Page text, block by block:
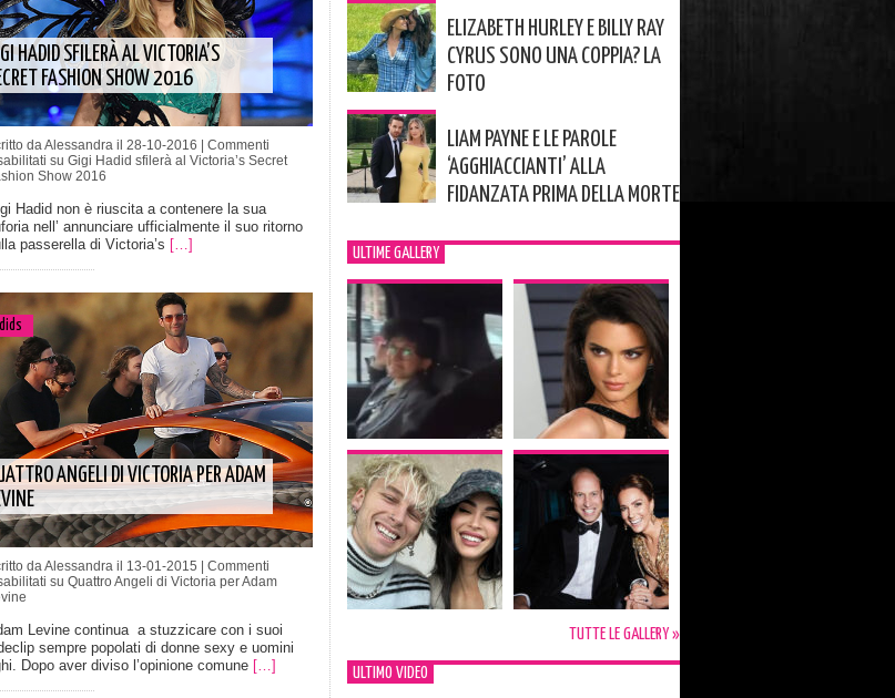
HADID SFILERÀ AL VICTORIA’S
FASHION SHOW 2016
da Alessandra il 28-10-2016 | Commenti
su Gigi Hadid sfilerà al Victoria’s Secret
Show 2016
Hadid non è riuscita a contenere la sua
nell’ annunciare ufficialmente il suo ritorno
passerella di Victoria’s […]
ANGELI DI VICTORIA PER ADAM
da Alessandra il 13-01-2015 | Commenti
su Quattro Angeli di Victoria per Adam
Levine continua a stuzzicare con i suoi
sempre popolati di donne sexy e uomini
Dopo aver diviso l’opinione comune […]
ELIZABETH HURLEY E BILLY RAY
CYRUS SONO UNA COPPIA? LA
FOTO
LIAM PAYNE E LE PAROLE
‘AGGHIACCIANTI’ ALLA
FIDANZATA PRIMA DELLA MORTE
ULTIME GALLERY
TUTTE LE GALLERY »
ULTIMO VIDEO